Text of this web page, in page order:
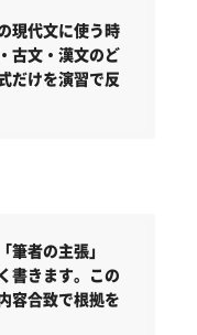
現代文に使う時
古文・漢文のど
だけを演習で反
筆者の主張」
書きます。この
容合致で根拠を